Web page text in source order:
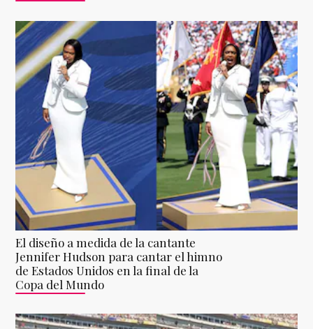
El diseño a medida de la cantante
Jennifer Hudson para cantar el himno
de Estados Unidos en la final de la
Copa del Mundo